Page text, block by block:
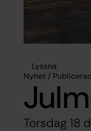
Lyssna
Nyhet /
Torsdag 18